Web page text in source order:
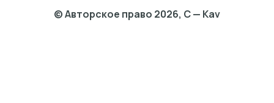
© Авторское право 2026, C — Kav